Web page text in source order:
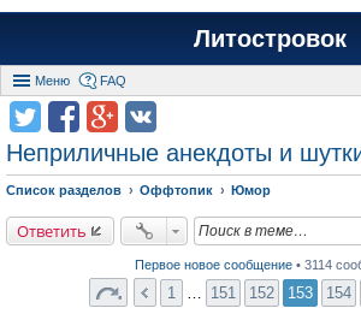
Литостровок
Меню FAQ
Неприличные анекдоты и
Список разделов Оффтопик Юмор
Ответить
Первое новое сообщение • 3114
1 151 152 153 154